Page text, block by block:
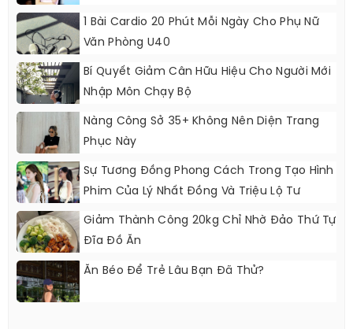
1 Bài Cardio 20 Phút Mỗi Ngày Cho Phụ Nữ
Văn Phòng U40
Bí Quyết Giảm Cân Hữu Hiệu Cho Người Mới
Nhập Môn Chạy Bộ
Nàng Công Sở 35+ Không Nên Diện Trang
Phục Này
Sự Tương Đồng Phong Cách Trong Tạo Hình
Phim Của Lý Nhất Đồng Và Triệu Lộ Tư
Giảm Thành Công 20kg Chỉ Nhờ Đảo Thứ Tự
Đĩa Đồ Ăn
Ăn Béo Để Trẻ Lâu Bạn Đã Thử?